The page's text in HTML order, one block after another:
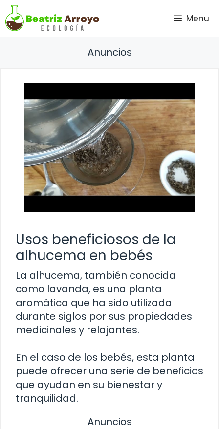
Saltar
al
contenido
Menu
Anuncios
Usos beneficiosos de la
alhucema en bebés
La alhucema, también conocida
como lavanda, es una planta
aromática que ha sido utilizada
durante siglos por sus propiedades
medicinales y relajantes.
En el caso de los bebés, esta planta
puede ofrecer una serie de beneficios
que ayudan en su bienestar y
tranquilidad.
Anuncios